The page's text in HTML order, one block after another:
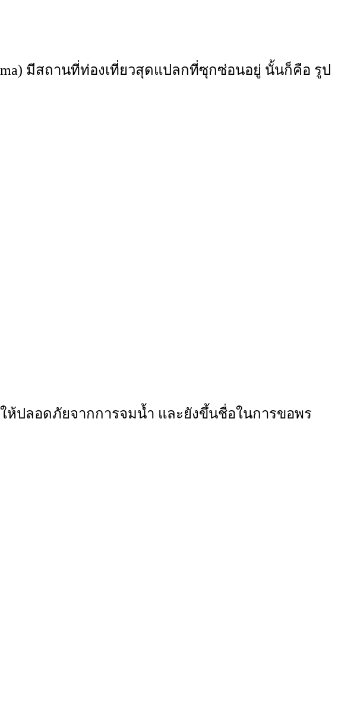
มีสถานที่ท่องเที่ยวสุดแปลกที่ซุกซ่อนอยู่ นั้นก็คือ รูป
ห้ปลอดภัยจากการจมน้ำ และยังขึ้นชื่อในการขอพร